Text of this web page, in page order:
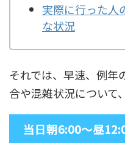
実際に行った人
な状況
それでは、早速、例年
合や混雑状況について
当日朝6:00～昼